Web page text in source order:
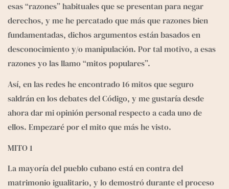
esas “razones” habituales que se presentan para negar
derechos, y me he percatado que más que razones bien
fundamentadas, dichos argumentos están basados en
desconocimiento y/o manipulación. Por tal motivo, a esas
razones yo las llamo “mitos populares”.
Así, en las redes he encontrado 16 mitos que seguro
saldrán en los debates del Código, y me gustaría desde
ahora dar mi opinión personal respecto a cada uno de
ellos. Empezaré por el mito que más he visto.
MITO 1
La mayoría del pueblo cubano está en contra del
matrimonio igualitario, y lo demostró durante el proceso